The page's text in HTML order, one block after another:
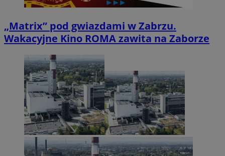
„Matrix” pod gwiazdami w Zabrzu.
Wakacyjne Kino ROMA zawita na Zaborze